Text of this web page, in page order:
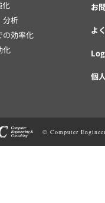
化
分析
の効率化
化
お
よ
個
© Computer